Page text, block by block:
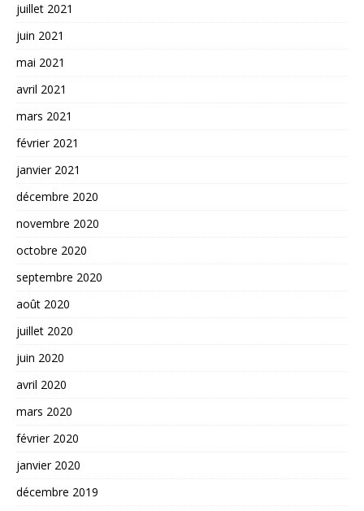
juillet 2021
juin 2021
mai 2021
avril 2021
mars 2021
février 2021
janvier 2021
décembre 2020
novembre 2020
octobre 2020
septembre 2020
août 2020
juillet 2020
juin 2020
avril 2020
mars 2020
février 2020
janvier 2020
décembre 2019